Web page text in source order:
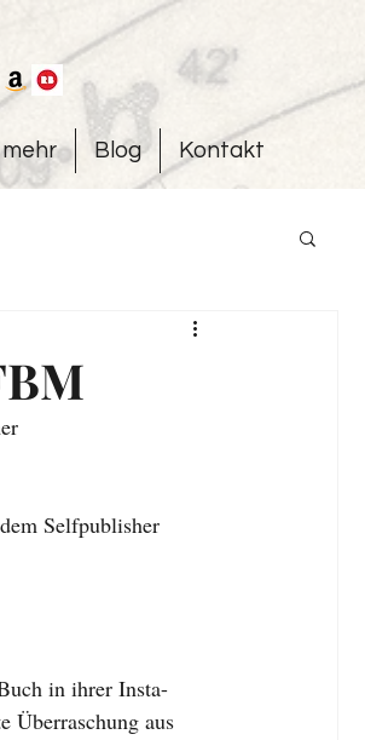
mehr Blog Kontakt
Selfpublisher
in ihrer Insta-
Überraschung aus